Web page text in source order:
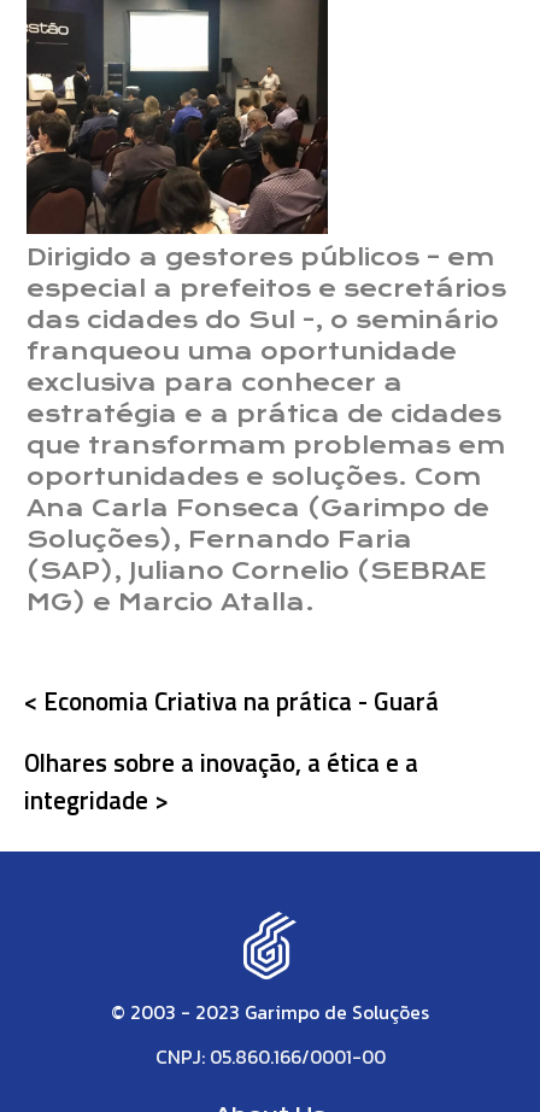
Dirigido a gestores públicos – em
especial a prefeitos e secretários
das cidades do Sul -, o seminário
franqueou uma oportunidade
exclusiva para conhecer a
estratégia e a prática de cidades
que transformam problemas em
oportunidades e soluções. Com
Ana Carla Fonseca (Garimpo de
Soluções), Fernando Faria
(SAP), Juliano Cornelio (SEBRAE
MG) e Marcio Atalla.
< Economia Criativa na prática - Guará
Olhares sobre a inovação, a ética e a
integridade >
© 2003 - 2023 Garimpo de Soluções
CNPJ: 05.860.166/0001-00